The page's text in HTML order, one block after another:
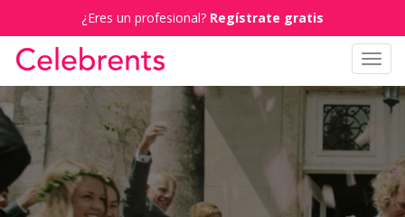
¿Eres un profesional? Regístrate gratis